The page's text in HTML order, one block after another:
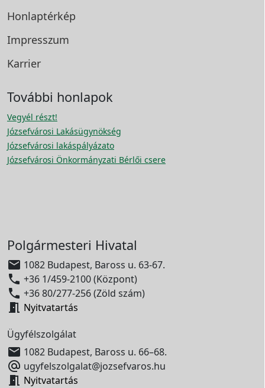
Honlaptérkép
Impresszum
Karrier
További honlapok
Vegyél részt!
Józsefvárosi Lakásügynökség
Józsefvárosi lakáspályázato
Józsefvárosi Önkormányzati Bérlői csere
Polgármesteri Hivatal
 1082 Budapest, Baross u. 63-67.
 +36 1/459-2100 (Központ)
 +36 80/277-256 (Zöld szám)
 Nyitvatartás
Ügyfélszolgálat
 1082 Budapest, Baross u. 66–68.
 ugyfelszolgalat@jozsefvaros.hu
 Nyitvatartás